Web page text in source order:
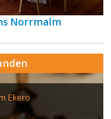
Norrmalm
Ekerö